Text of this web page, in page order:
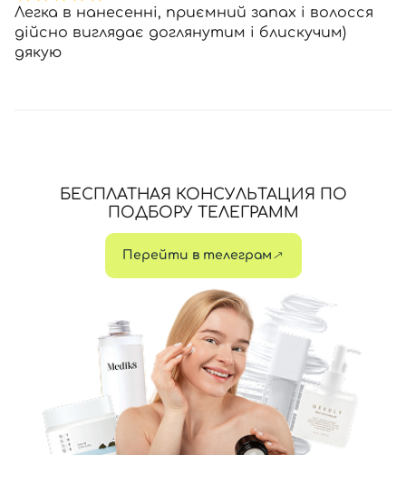
Легка в нанесенні, приємний запах і волосся
дійсно виглядає доглянутим і блискучим)
дякую
БЕСПЛАТНАЯ КОНСУЛЬТАЦИЯ ПО
ПОДБОРУ ТЕЛЕГРАММ
Перейти в телеграм